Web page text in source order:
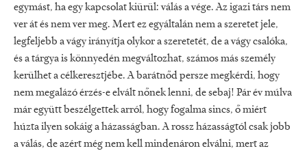
egymást, ha egy kapcsolat kiürül: válás a vége. Az igazi társ nem
ver át és nem ver meg. Mert ez egyáltalán nem a szeretet jele,
legfeljebb a vágy irányítja olykor a szeretetét, de a vágy csalóka,
és a tárgya is könnyedén megváltozhat, számos más személy
kerülhet a célkeresztjébe. A barátnőd persze megkérdi, hogy
nem megalázó érzés-e elvált nőnek lenni, de sebaj! Pár év múlva
már együtt beszélgettek arról, hogy fogalma sincs, ő miért
húzta ilyen sokáig a házasságban. A rossz házasságtól csak jobb
a válás, de azért még nem kell mindenáron elválni, mert az